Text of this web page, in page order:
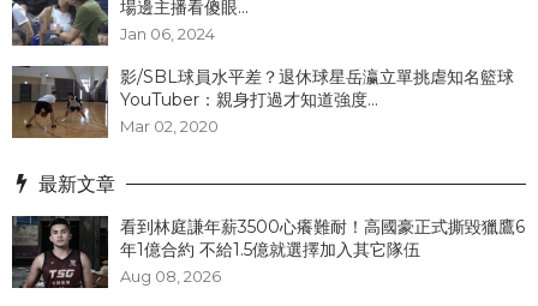
場邊主播看傻眼...
Jan 06, 2024
影/SBL球員水平差？退休球星岳瀛立單挑虐知名籃球
YouTuber：親身打過才知道強度...
Mar 02, 2020
最新文章
看到林庭謙年薪3500心癢難耐！高國豪正式撕毀獵鷹6
年1億合約 不給1.5億就選擇加入其它隊伍
Aug 08, 2026